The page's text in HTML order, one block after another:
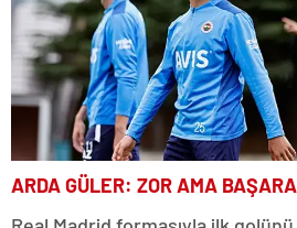
ARDA GÜLER: ZOR AMA